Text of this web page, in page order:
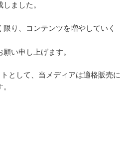
ました。
り、コンテンツを増やしていく
い申し上げます。
として、当メディアは適格販売に